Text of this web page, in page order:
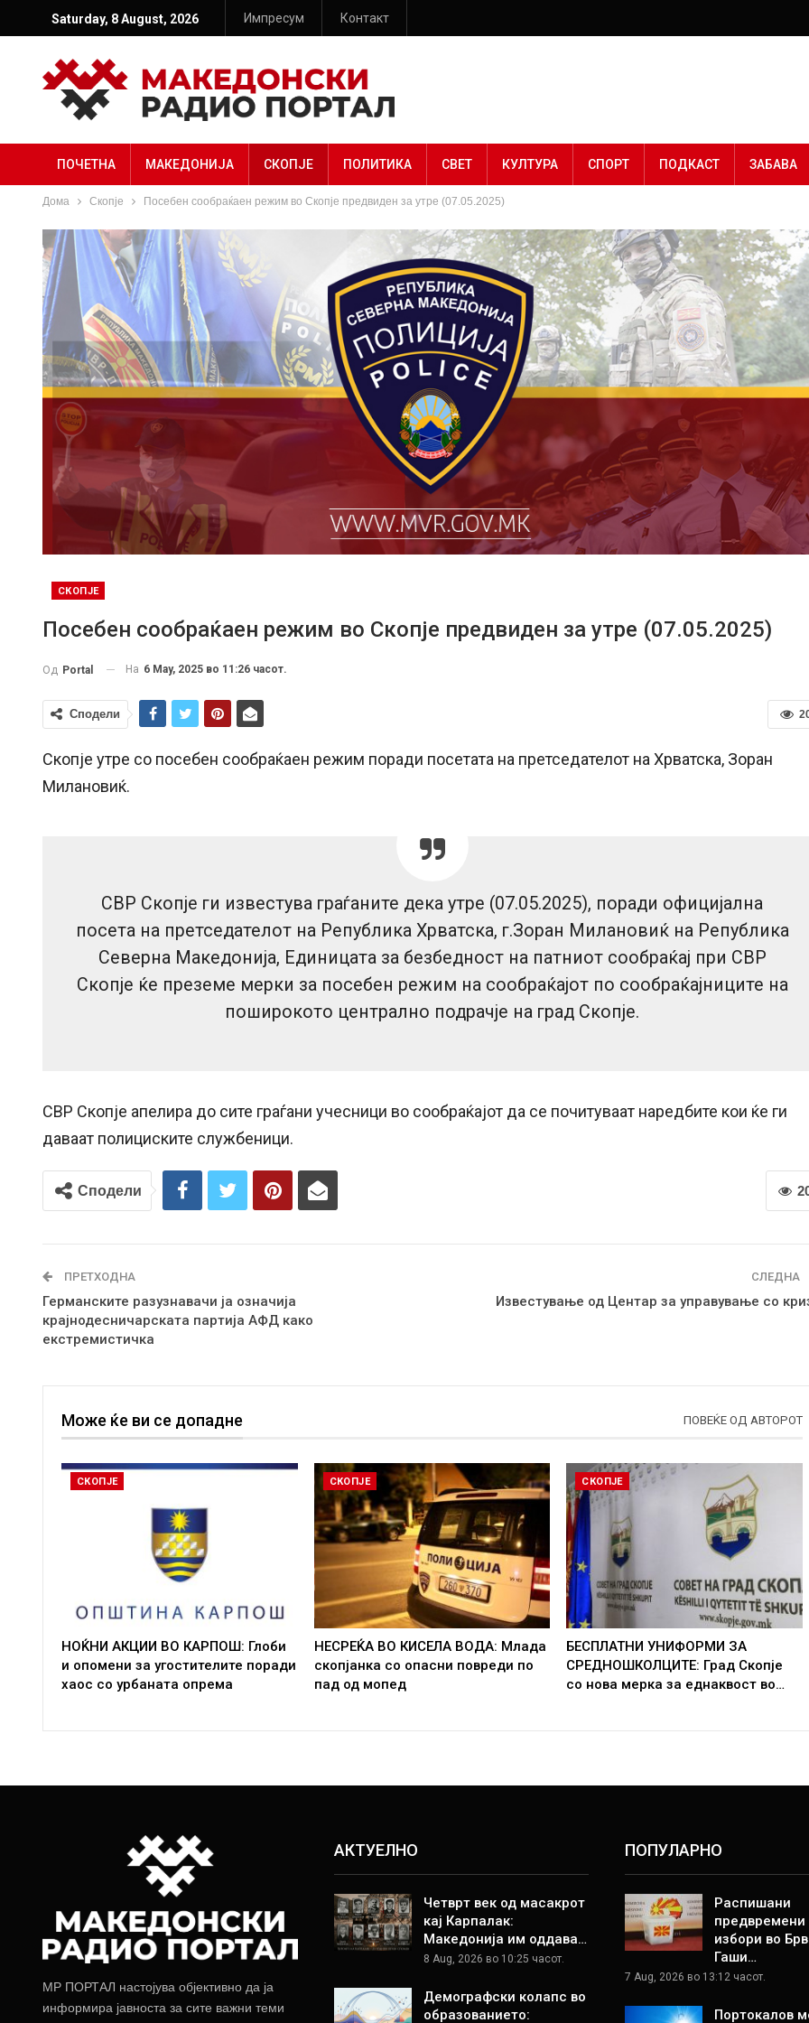
Saturday, 8 August, 2026 Импресум Контакт
ПОЧЕТНА МАКЕДОНИЈА СКОПЈЕ ПОЛИТИКА СВЕТ КУЛТУРА СПОРТ ПОДКАСТ ЗАБАВА
Дома Скопје Посебен сообраќаен режим во Скопје предвиден за утре (07.05.2025)
СКОПЈЕ
Посебен сообраќаен режим во Скопје предвиден за утре (07.05.2025)
Од Portal На 6 May, 2025 во 11:26 часот.
Сподели
Скопје утре со посебен сообраќаен режим поради посетата на претседателот на Хрватска, Зоран
Милановиќ.
СВР Скопје ги известува граѓаните дека утре (07.05.2025), поради официјална
посета на претседателот на Република Хрватска, г.Зоран Милановиќ на Република
Северна Македонија, Единицата за безбедност на патниот сообраќај при СВР
Скопје ќе преземе мерки за посебен режим на сообраќајот по сообраќајниците на
поширокото централно подрачје на град Скопје.
СВР Скопје апелира до сите граѓани учесници во сообраќајот да се почитуваат наредбите кои ќе ги
даваат полициските службеници.
Сподели
ПРЕТХОДНА
Германските разузнавачи ја означија
крајнодесничарската партија АФД како
екстремистичка
СЛЕДНА
Известување од Центар за управување со
Може ќе ви се допадне ПОВЕЌЕ ОД АВТОРОТ
СКОПЈЕ
НОЌНИ АКЦИИ ВО КАРПОШ: Глоби
и опомени за угостителите поради
хаос со урбаната опрема
СКОПЈЕ
НЕСРЕЌА ВО КИСЕЛА ВОДА: Млада
скопјанка со опасни повреди по
пад од мопед
СКОПЈЕ
БЕСПЛАТНИ УНИФОРМИ ЗА
СРЕДНОШКОЛЦИТЕ: Град Скопје
со нова мерка за еднаквост во…
МР ПОРТАЛ настојува објективно да ја
информира јавноста за сите важни теми
АКТУЕЛНО
Четврт век од масакрот
кај Карпалак:
Македонија им оддава…
8 Aug, 2026 во 10:25 часот.
Демографски колапс во
образованието:
ПОПУЛАРНО
Распишани
предвремени
избори во
Гаши…
7 Aug, 2026 во 13:12 часот.
Портокалов